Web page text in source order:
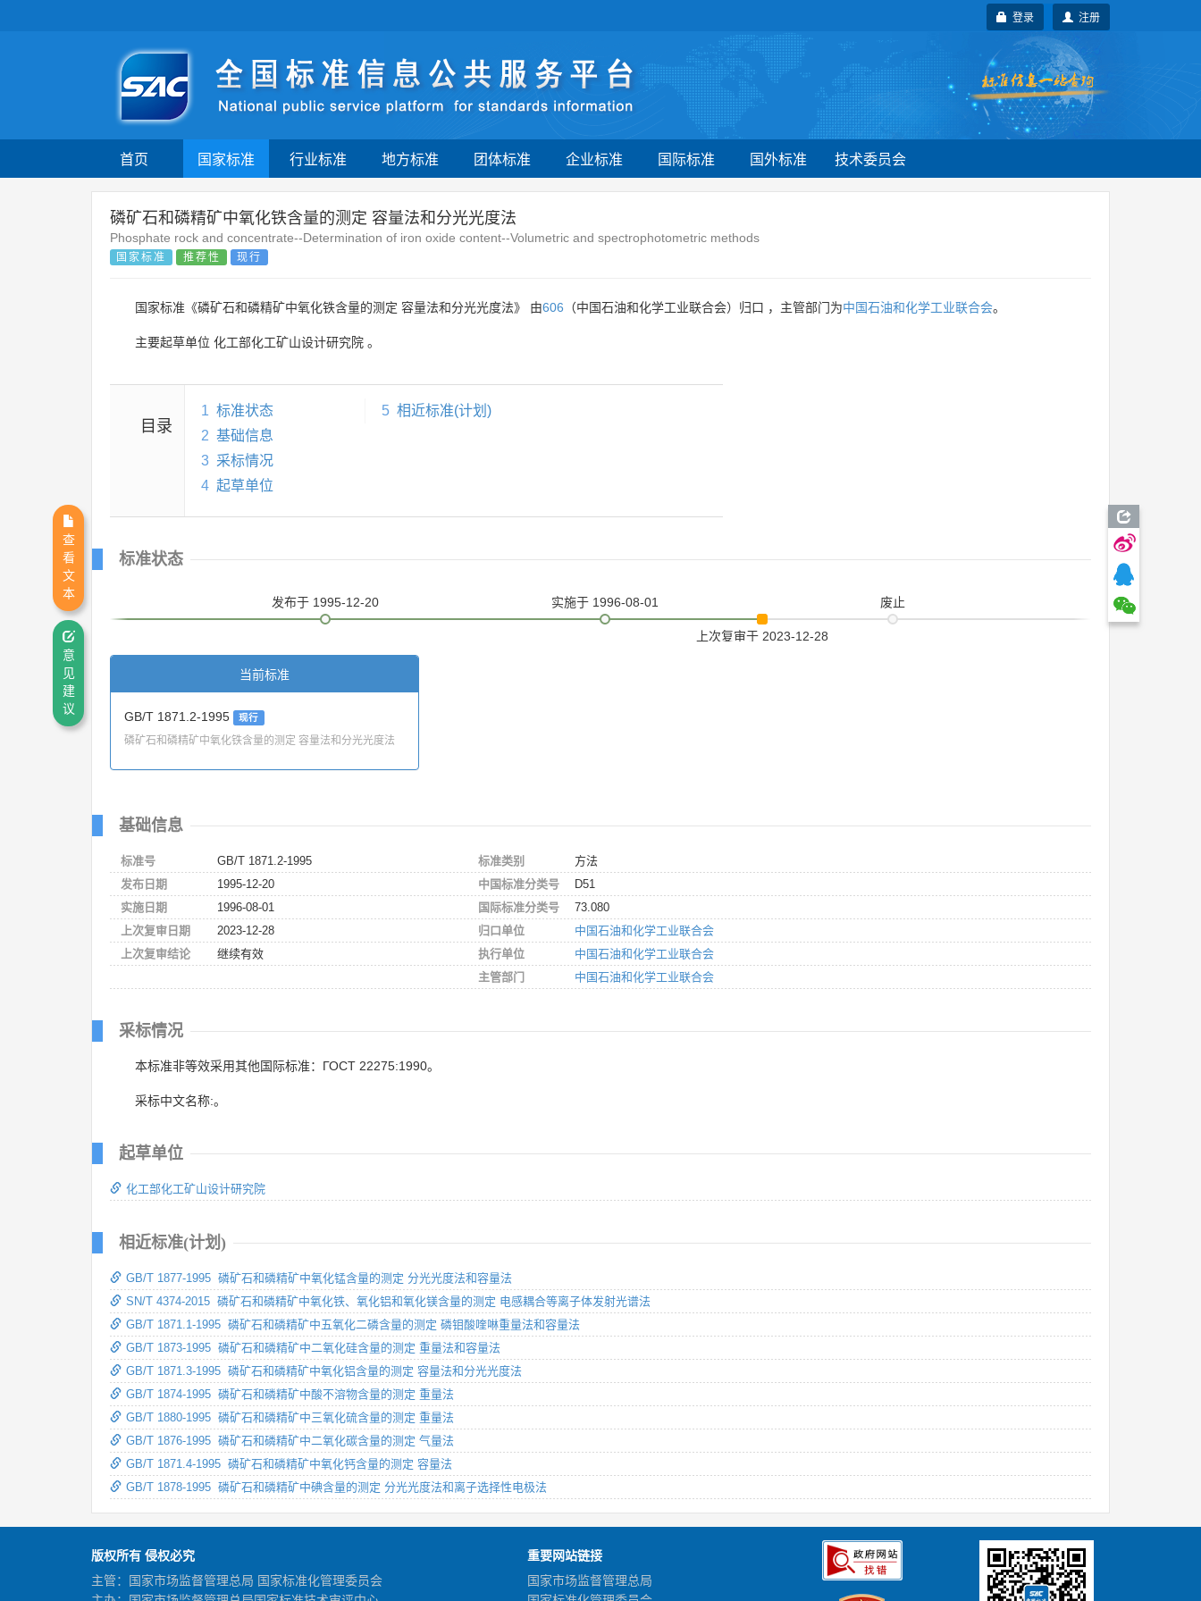
注册
登录
首页 国家标准 行业标准 地方标准 团体标准 企业标准 国际标准 国外标准 技术委员会
磷矿石和磷精矿中氧化铁含量的测定 容量法和分光光度法
Phosphate rock and concentrate--Determination of iron oxide content--Volumetric and spectrophotometric methods
国家标准 推荐性 现行
国家标准《磷矿石和磷精矿中氧化铁含量的测定 容量法和分光光度法》 由606 （中国石油和化学工业联合会）归口 ，主管部门为中国石油和化学工业联合会。
主要起草单位 化工部化工矿山设计研究院 。
目录
1 标准状态
2 基础信息
3 采标情况
4 起草单位
5 相近标准(计划)
标准状态
发布于 1995-12-20 实施于 1996-08-01
上次复审于 2023-12-28
废止
当前标准
GB/T 1871.2-1995 现行
磷矿石和磷精矿中氧化铁含量的测定 容量法和分光光度法
基础信息
标准号
GB/T 1871.2-1995
发布日期
1995-12-20
实施日期
1996-08-01
上次复审日期
2023-12-28
上次复审结论
继续有效
标准类别
方法
中国标准分类号
D51
国际标准分类号
73.080
归口单位
中国石油和化学工业联合会
执行单位
中国石油和化学工业联合会
主管部门
中国石油和化学工业联合会
采标情况
本标准非等效采用其他国际标准：ГОСТ 22275:1990。
采标中文名称:。
起草单位
化工部化工矿山设计研究院
相近标准(计划)
GB/T 1877-1995 磷矿石和磷精矿中氧化锰含量的测定 分光光度法和容量法
SN/T 4374-2015 磷矿石和磷精矿中氧化铁、氧化铝和氧化镁含量的测定 电感耦合等离子体发射光谱法
GB/T 1871.1-1995 磷矿石和磷精矿中五氧化二磷含量的测定 磷钼酸喹啉重量法和容量法
GB/T 1873-1995 磷矿石和磷精矿中二氧化硅含量的测定 重量法和容量法
GB/T 1871.3-1995 磷矿石和磷精矿中氧化铝含量的测定 容量法和分光光度法
GB/T 1874-1995 磷矿石和磷精矿中酸不溶物含量的测定 重量法
GB/T 1880-1995 磷矿石和磷精矿中三氧化硫含量的测定 重量法
GB/T 1876-1995 磷矿石和磷精矿中二氧化碳含量的测定 气量法
GB/T 1871.4-1995 磷矿石和磷精矿中氧化钙含量的测定 容量法
GB/T 1878-1995 磷矿石和磷精矿中碘含量的测定 分光光度法和离子选择性电极法
版权所有 侵权必究
主管：国家市场监督管理总局 国家标准化管理委员会
重要网站链接
国家市场监督管理总局
查
看
文
本
意
见
建
议